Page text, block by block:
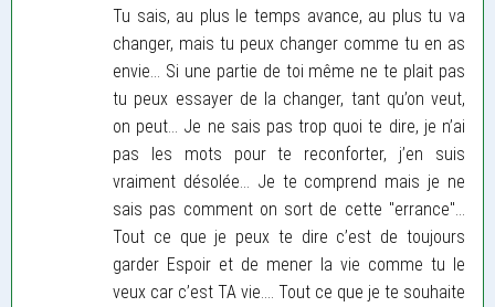
Tu sais, au plus le temps avance, au plus tu va
changer, mais tu peux changer comme tu en as
envie... Si une partie de toi même ne te plait pas
tu peux essayer de la changer, tant qu’on veut,
on peut... Je ne sais pas trop quoi te dire, je n’ai
pas les mots pour te reconforter, j’en suis
vraiment désolée... Je te comprend mais je ne
sais pas comment on sort de cette "errance"...
Tout ce que je peux te dire c’est de toujours
garder Espoir et de mener la vie comme tu le
veux car c’est TA vie.... Tout ce que je te souhaite